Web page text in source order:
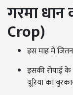
गरमा
Crop)
इस माह में
इसकी रोपाई
यूरिया का